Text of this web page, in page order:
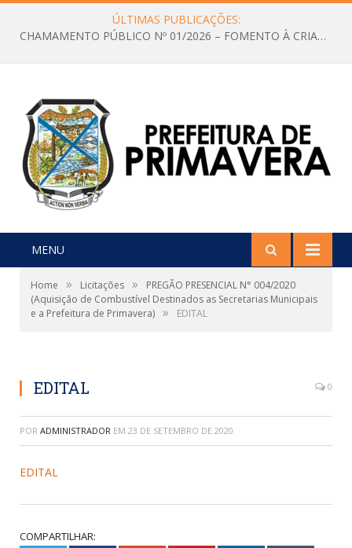
ÚLTIMAS PUBLICAÇÕES:
CHAMAMENTO PÚBLICO Nº 01/2026 – FOMENTO À CRIAÇÃO E A CIRCULAÇÃO DE PRODUÇÕES CULTURAIS – Aldir Blanc
MENU
Home » Licitações »
PREGÃO PRESENCIAL N° 004/2020
(Aquisição de Combustível Destinados as Secretarias Municipais
e a Prefeitura de Primavera) » EDITAL
EDITAL 0
POR ADMINISTRADOR EM 23 DE SETEMBRO DE 2020
EDITAL
COMPARTILHAR: